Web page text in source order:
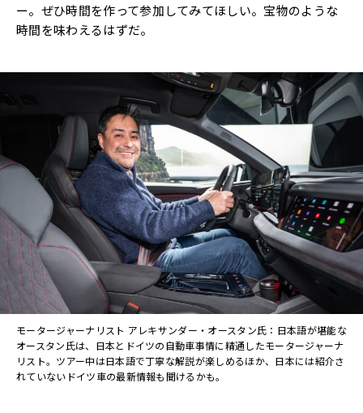
ー。ぜひ時間を作って参加してみてほしい。宝物のような
時間を味わえるはずだ。
モータージャーナリスト アレキサンダー・オースタン氏：日本語が堪能な
オースタン氏は、日本とドイツの自動車事情に精通したモータージャーナ
リスト。ツアー中は日本語で丁寧な解説が楽しめるほか、日本には紹介さ
れていないドイツ車の最新情報も聞けるかも。